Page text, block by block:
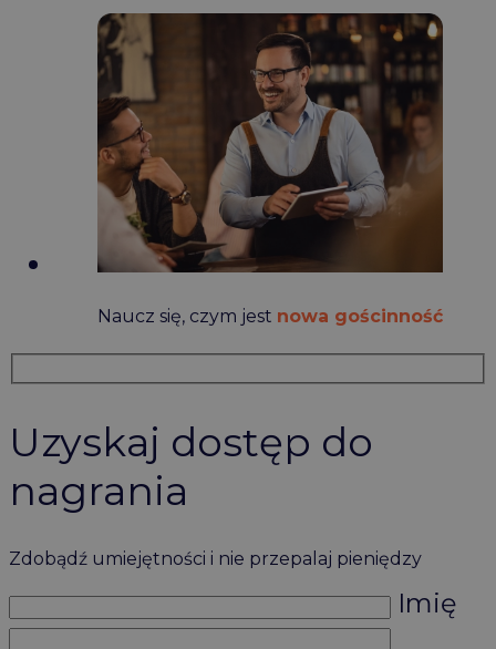
Naucz się, czym jest nowa gościnność
Uzyskaj dostęp do
nagrania
Zdobądź umiejętności i nie przepalaj pieniędzy
Imię